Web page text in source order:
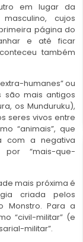
em lugar da
cujos
página do
e até ficar
também
humanes” ou
são mais antigos
os Munduruku),
seres vivos entre
“animais”, que
com a negativa
por “mais-que-
mais próxima é
criada pelos
Monstro. Para a
“civil-militar” (e
militar”.